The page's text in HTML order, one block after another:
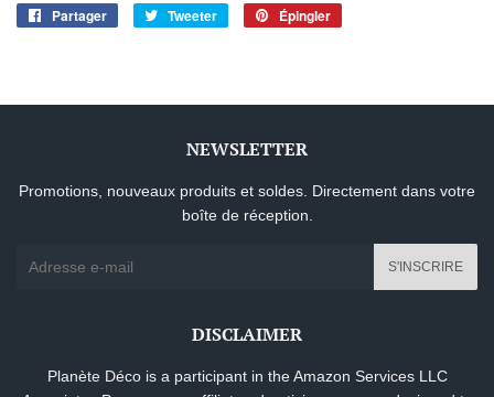
Partager
PartagerTweeter
Tweeter
Épingler
NEWSLETTER
Promotions, nouveaux produits et soldes. Directement dans votre
boîte de réception.
S'INSCRIRE
DISCLAIMER
Planète Déco is a participant in the Amazon Services LLC